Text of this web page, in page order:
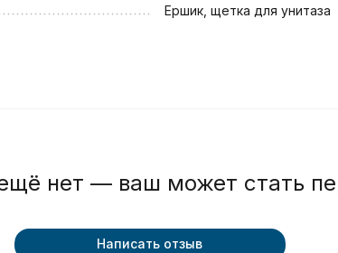
Ершик, щетка для унитаза
нет — ваш может стать
Написать отзыв